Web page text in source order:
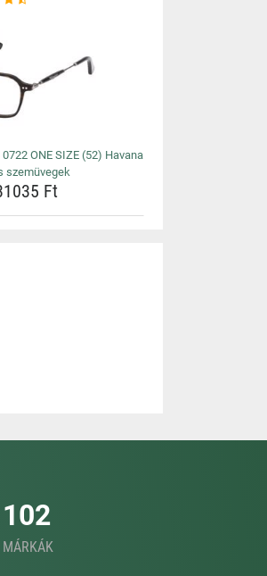
ONE SIZE (52) Havana
szemüvegek
Ft
102
MÁRKÁK